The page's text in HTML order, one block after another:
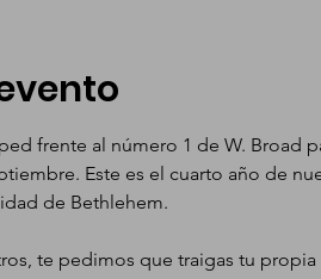
frente al número 1 de W.
Este es el cuarto año de
de Bethlehem.
te pedimos que traigas tu